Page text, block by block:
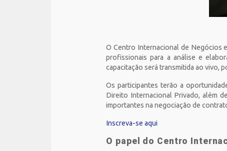
O Centro Internacional de Negócios
profissionais para a análise e
capacitação será transmitida ao vivo,
Os participantes terão a
Direito Internacional Privado, além
importantes na negociação de
Inscreva-se aqui
O papel do Centro